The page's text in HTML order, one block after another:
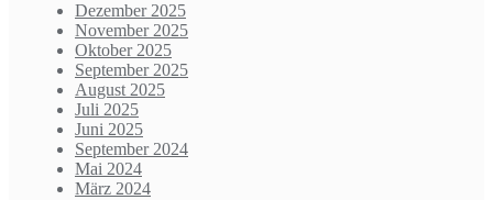
Dezember 2025
November 2025
Oktober 2025
September 2025
August 2025
Juli 2025
Juni 2025
September 2024
Mai 2024
März 2024